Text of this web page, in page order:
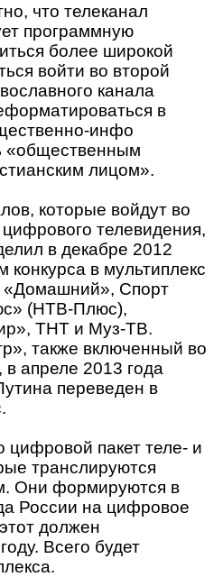
что телеканал
программную
более широкой
войти во второй
канала
ься в
инфо
«общественным
лицом».
которые войдут во
телевидения,
в декабре 2012
конкурса в мультиплекс
Спорт
(НТВ-Плюс),
ТНТ и Муз-ТВ.
также включенный во
в апреле 2013 года
переведен в
пакет теле- и
транслируются
Они формируются в
России на цифровое
должен
Всего будет